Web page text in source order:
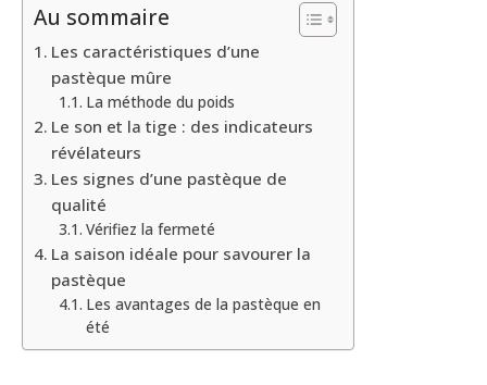
Au sommaire
Les caractéristiques d’une
pastèque mûre
La méthode du poids
Le son et la tige : des indicateurs
révélateurs
Les signes d’une pastèque de
qualité
Vérifiez la fermeté
La saison idéale pour savourer la
pastèque
Les avantages de la pastèque en
été